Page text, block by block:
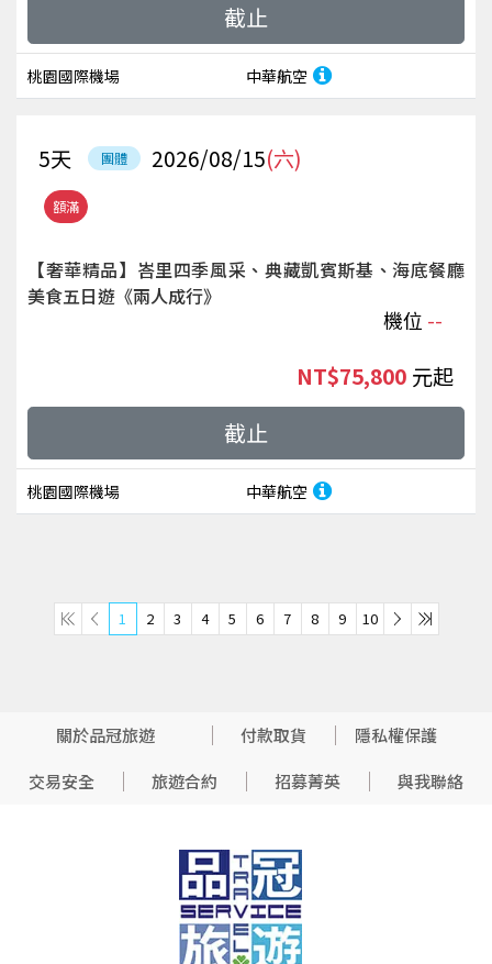
桃園國際機場 中華航空
截止
額滿
團體 2026/08/15(六)
5天
【奢華精品】峇里四季風采、典藏凱賓斯基、海底餐廳
美食五日遊《兩人成行》
機位 --
桃園國際機場 中華航空
NT$75,800 起
截止
1 2 3 4 5 6 7 8 9 10
關於品冠旅遊 付款取貨
隱私權保護
交易安全
旅遊合約 招募菁英 與我聯絡